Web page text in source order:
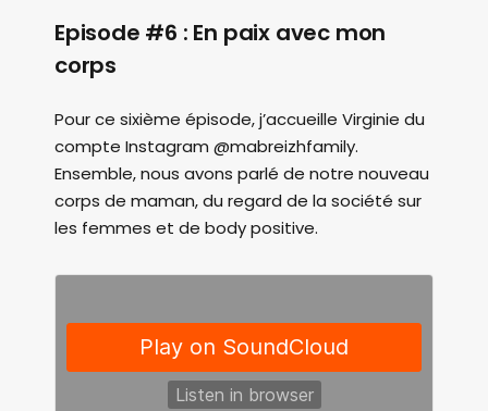
Episode #6 : En paix avec mon
corps
Pour ce sixième épisode, j’accueille Virginie du
compte Instagram @mabreizhfamily.
Ensemble, nous avons parlé de notre nouveau
corps de maman, du regard de la société sur
les femmes et de body positive.